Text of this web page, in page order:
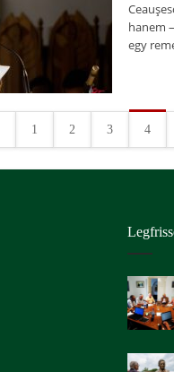
hanem
egy
1 2 3 4